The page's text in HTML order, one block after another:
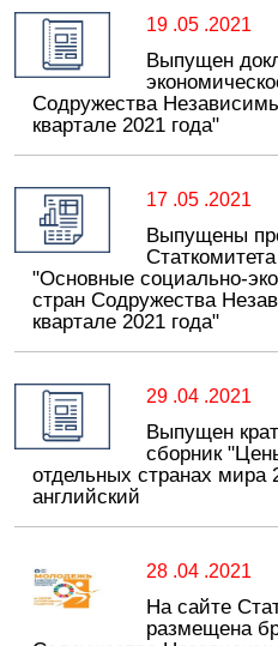
19 .05 .2021
Выпущен
Содружества
квартале 2021 года"
17 .05 .2021
Выпущены
"Основные социально-
стран Содружества
квартале 2021 года"
29 .04 .2021
Выпущен
сборник
отдельных странах мира
английский
28 .04 .2021
На сайте
размещена